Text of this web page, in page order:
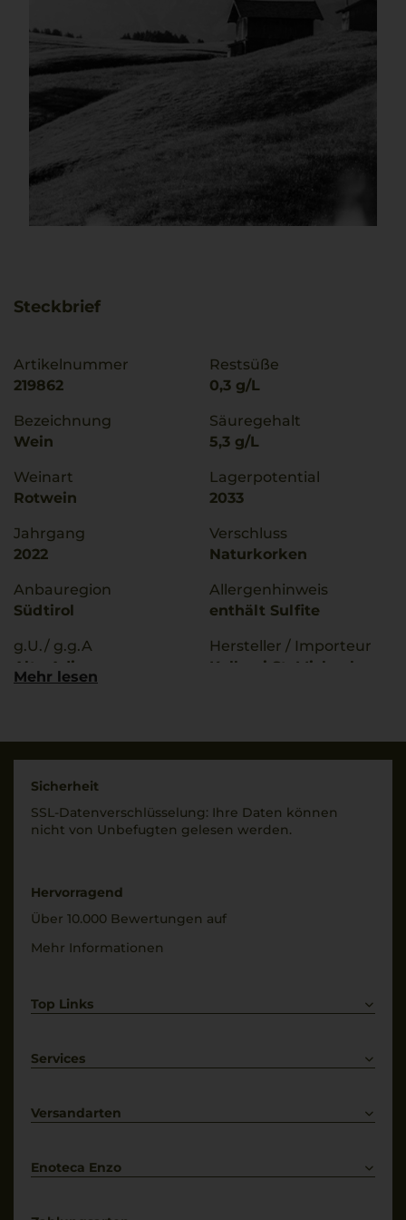
Steckbrief
Artikelnummer
219862
Bezeichnung
Wein
Weinart
Rotwein
Jahrgang
2022
Anbauregion
Südtirol
g.U./ g.g.A
Alto Adige
Origine Controllata
Rebsorten
Trinktemperatur
Alkoholgehalt
14 % Vol.
Restsüße
0,3 g/L
Säuregehalt
5,3 g/L
Lagerpotential
2033
Verschluss
Naturkorken
Allergenhinweis
enthält Sulfite
Hersteller / Importeur
Kellerei St. Michael-
Land
Füllmenge
Mehr lesen
Sicherheit
SSL-Daten­verschlüs­selung: Ihre Daten können
nicht von Unbe­fugten gelesen werden.
Hervorragend
Über 10.000 Bewertungen auf
Mehr Informationen
Top Links
Weißwein
Services
Kontakt
Versandarten
Enoteca Enzo